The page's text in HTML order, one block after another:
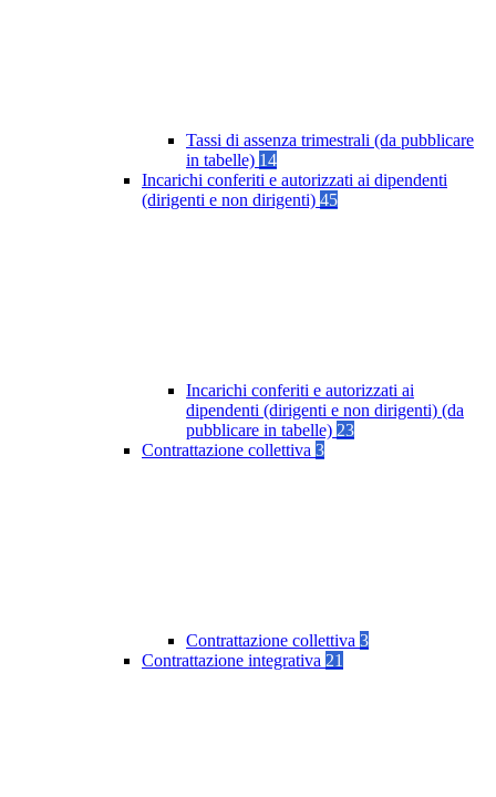
Tassi di assenza trimestrali (da pubblicare
in tabelle) 14
Incarichi conferiti e autorizzati ai dipendenti
(dirigenti e non dirigenti) 45
Incarichi conferiti e autorizzati ai
dipendenti (dirigenti e non dirigenti) (da
pubblicare in tabelle) 23
Contrattazione collettiva 3
Contrattazione collettiva 3
Contrattazione integrativa 21